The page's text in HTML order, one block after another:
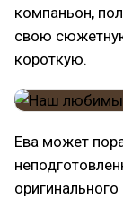
компаньон,
свою
короткую.
Ева может